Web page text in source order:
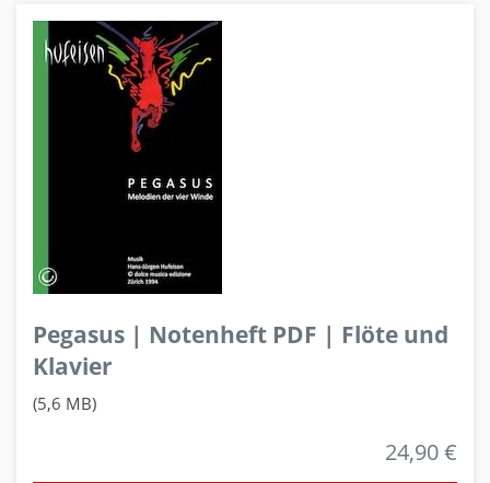
Pegasus | Notenheft PDF | Flöte und
Klavier
(5,6 MB)
24,90 €